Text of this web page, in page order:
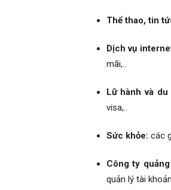
Thể thao, tin
Dịch vụ
mãi,..
Lữ hành và du
visa,..
Sức khỏe: các
Công ty
quản lý tài